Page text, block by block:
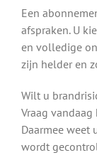
Een
afspraken. U
en volledige
zijn helder en
Wilt u
Vraag
Daarmee weet
wordt